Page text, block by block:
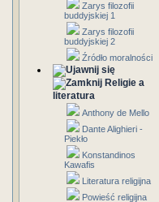
Zarys filozofii
buddyjskiej 1
Zarys filozofii
buddyjskiej 2
Źródło moralności
Religie a
literatura
Anthony de Mello
Dante Alighieri -
Piekło
Konstandinos
Kawafis
Literatura religijna
Powieść religijna